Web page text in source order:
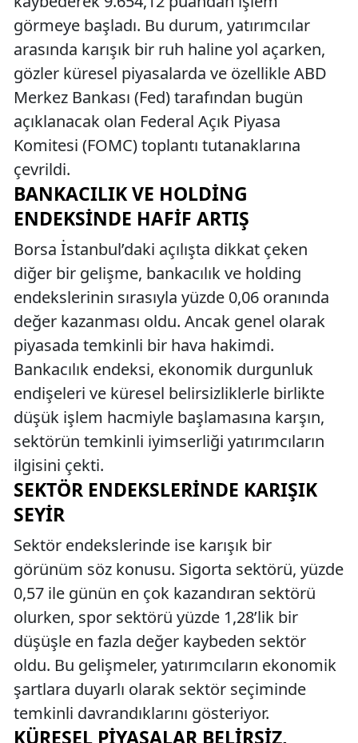
görmeye başladı. Bu durum, yatırımcılar
arasında karışık bir ruh haline yol açarken,
gözler küresel piyasalarda ve özellikle ABD
Merkez Bankası (Fed) tarafından bugün
açıklanacak olan Federal Açık Piyasa
Komitesi (FOMC) toplantı tutanaklarına
çevrildi.
BANKACILIK VE HOLDING
ENDEKSINDE HAFIF ARTIŞ
Borsa İstanbul’daki açılışta dikkat çeken
diğer bir gelişme, bankacılık ve holding
endekslerinin sırasıyla yüzde 0,06 oranında
değer kazanması oldu. Ancak genel olarak
piyasada temkinli bir hava hakimdi.
Bankacılık endeksi, ekonomik durgunluk
endişeleri ve küresel belirsizliklerle birlikte
düşük işlem hacmiyle başlamasına karşın,
sektörün temkinli iyimserliği yatırımcıların
ilgisini çekti.
SEKTÖR ENDEKSLERINDE KARIŞIK
SEYIR
Sektör endekslerinde ise karışık bir
görünüm söz konusu. Sigorta sektörü, yüzde
0,57 ile günün en çok kazandıran sektörü
olurken, spor sektörü yüzde 1,28’lik bir
düşüşle en fazla değer kaybeden sektör
oldu. Bu gelişmeler, yatırımcıların ekonomik
şartlara duyarlı olarak sektör seçiminde
temkinli davrandıklarını gösteriyor.
KÜRESEL PIYASALAR BELIRSIZ,